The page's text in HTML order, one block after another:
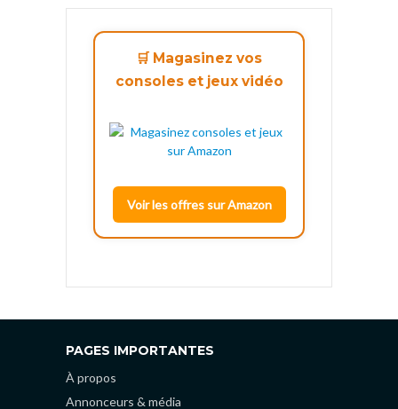
🛒 Magasinez vos
consoles et jeux vidéo
Voir les offres sur Amazon
PAGES IMPORTANTES
À propos
Annonceurs & média